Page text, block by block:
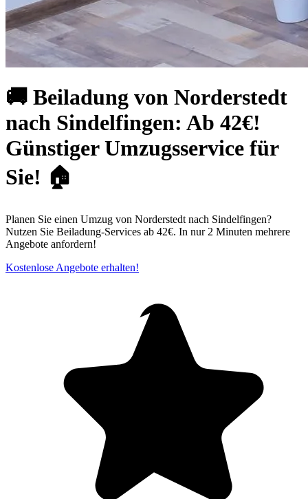
🚚 Beiladung von Norderstedt
nach Sindelfingen: Ab 42€!
Günstiger Umzugsservice für
Sie! 🏠
Planen Sie einen Umzug von Norderstedt nach Sindelfingen?
Nutzen Sie Beiladung-Services ab 42€. In nur 2 Minuten mehrere
Angebote anfordern!
Kostenlose Angebote erhalten!